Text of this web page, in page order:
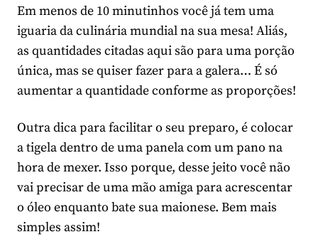
Em menos de 10 minutinhos você já tem uma
iguaria da culinária mundial na sua mesa! Aliás,
as quantidades citadas aqui são para uma porção
única, mas se quiser fazer para a galera… É só
aumentar a quantidade conforme as proporções!
Outra dica para facilitar o seu preparo, é colocar
a tigela dentro de uma panela com um pano na
hora de mexer. Isso porque, desse jeito você não
vai precisar de uma mão amiga para acrescentar
o óleo enquanto bate sua maionese. Bem mais
simples assim!